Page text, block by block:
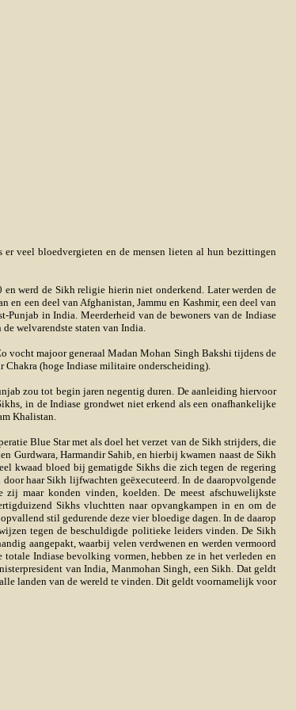
die lief heeft zal God verkrijgen. -
veel bloedvergieten en de mensen lieten al hun bezittingen
werd de Sikh religie hierin niet onderkend. Later werden de
een deel van Afghanistan, Jammu en Kashmir, een deel van
Punjab in India. Meerderheid van de bewoners van de Indiase
welvarendste staten van India.
vocht majoor generaal Madan Mohan Singh Bakshi tijdens de
Chakra (hoge Indiase militaire onderscheiding).
zou tot begin jaren negentig duren. De aanleiding hiervoor
in de Indiase grondwet niet erkend als een onafhankelijke
Khalistan.
Blue Star met als doel het verzet van de Sikh strijders, die
Gurdwara, Harmandir Sahib, en hierbij kwamen naast de Sikh
kwaad bloed bij gematigde Sikhs die zich tegen de regering
haar Sikh lijfwachten geëxecuteerd. In de daaropvolgende
maar konden vinden, koelden. De meest afschuwelijkste
Sikhs vluchtten naar opvangkampen in en om de
stil gedurende deze vier bloedige dagen. In de daarop
tegen de beschuldigde politieke leiders vinden. De Sikh
aangepakt, waarbij velen verdwenen en werden vermoord
Indiase bevolking vormen, hebben ze in het verleden en
van India, Manmohan Singh, een Sikh. Dat geldt
landen van de wereld te vinden. Dit geldt voornamelijk voor